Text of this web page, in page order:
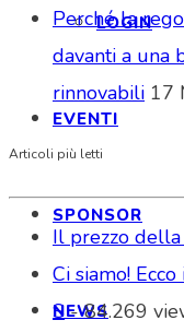
LOGIN
EVENTI
SPONSOR
NEWS
Perché la
davanti a una
rinnovabili 17
Articoli più letti
Il prezzo
Ci siamo!
S- 84.269